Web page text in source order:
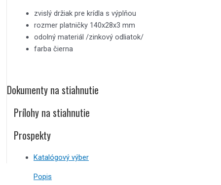
zvislý držiak pre krídla s výplňou
rozmer platničky 140x28x3 mm
odolný materiál /zinkový odliatok/
farba čierna
Dokumenty na stiahnutie
Prílohy na stiahnutie
Prospekty
Katalógový výber
Popis